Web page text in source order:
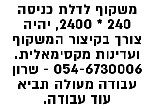
משקוף לדלת כניסה
240 * 2400, יהיה
צורך בקיצור המשקוף
ועדינות מקסימאלית.
054-6730006 - שרון
עבודה מעולה תביא
עוד עבודה.